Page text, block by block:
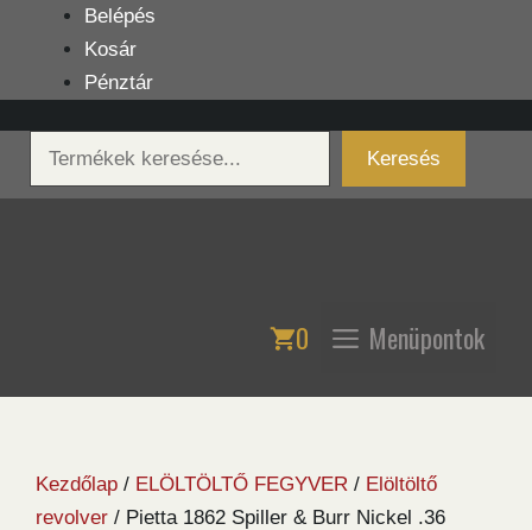
tartalomba
Belépés
Kosár
Pénztár
Keresés
Keresés
0 Menüpontok
Kezdőlap / ELÖLTÖLTŐ FEGYVER / Elöltöltő
revolver / Pietta 1862 Spiller & Burr Nickel .36